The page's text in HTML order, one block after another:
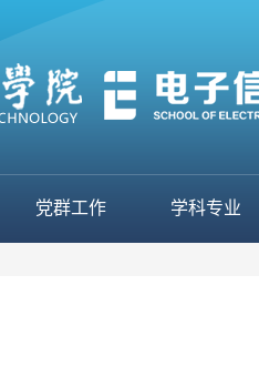
党群工作 学科专业